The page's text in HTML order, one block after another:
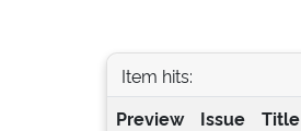
Item hits:
Preview
Issue
Title